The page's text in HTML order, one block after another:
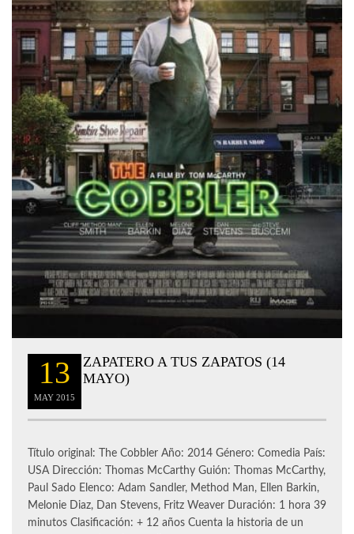
13
MAY 2015
ZAPATERO A TUS ZAPATOS (14
MAYO)
Título original: The Cobbler Año: 2014 Género: Comedia País:
USA Dirección: Thomas McCarthy Guión: Thomas McCarthy,
Paul Sado Elenco: Adam Sandler, Method Man, Ellen Barkin,
Melonie Diaz, Dan Stevens, Fritz Weaver Duración: 1 hora 39
minutos Clasificación: + 12 años Cuenta la historia de un